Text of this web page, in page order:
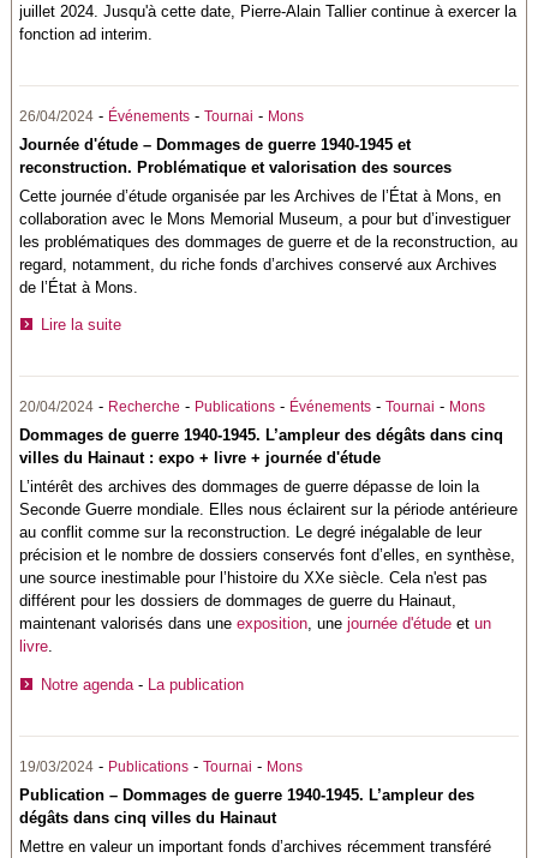
juillet 2024. Jusqu'à cette date, Pierre-Alain Tallier continue à exercer la
fonction ad interim.
26/04/2024 - Événements -Tournai - Mons
Journée d'étude – Dommages de guerre 1940-1945 et
reconstruction. Problématique et valorisation des sources
Cette journée d’étude organisée par les Archives de l’État à Mons, en
collaboration avec le Mons Memorial Museum, a pour but d’investiguer
les problématiques des dommages de guerre et de la reconstruction, au
regard, notamment, du riche fonds d’archives conservé aux Archives
de l’État à Mons.
Lire la suite
20/04/2024 - Recherche - Publications - Événements - Tournai - Mons
Dommages de guerre 1940-1945. L’ampleur des dégâts dans cinq
villes du Hainaut : expo + livre + journée d'étude
L’intérêt des archives des dommages de guerre dépasse de loin la
Seconde Guerre mondiale. Elles nous éclairent sur la période antérieure
au conflit comme sur la reconstruction. Le degré inégalable de leur
précision et le nombre de dossiers conservés font d’elles, en synthèse,
une source inestimable pour l’histoire du XXe siècle.Cela n'est pas
différent pour les dossiers de dommages de guerre du Hainaut,
maintenant valorisés dans uneexposition, unejournée d'étude etun
livre.
Notre agenda- La publication
19/03/2024 - Publications -Tournai - Mons
Publication – Dommages de guerre 1940-1945. L’ampleur des
dégâts dans cinq villes du Hainaut
Mettre en valeur un important fonds d’archives récemment transféré